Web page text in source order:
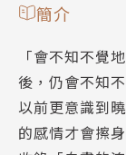
簡介
「會不知不覺
後，仍會不知
以前更意識到
的感情才會擦